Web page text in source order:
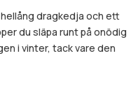
dragkedja och ett
du släpa runt på onödig
i vinter, tack vare den